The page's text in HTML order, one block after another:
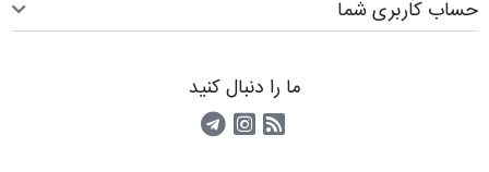
حساب کاربری شما
ما را دنبال کنید
RSSکانال آپارات
کانال تلگرام